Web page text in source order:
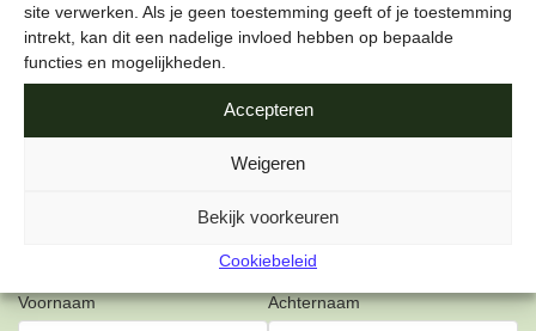
site verwerken. Als je geen toestemming geeft of je toestemming
intrekt, kan dit een nadelige invloed hebben op bepaalde
functies en mogelijkheden.
Accepteren
Weigeren
Bekijk voorkeuren
Cookiebeleid
Schrijf je in voor onze nieuwsbrief om als eerste te lezen
over de leukste projecten en duurzame tips over hoe jij de
stad gezond kunt maken.
Voornaam Achternaam